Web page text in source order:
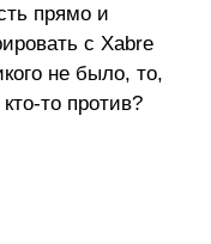
прямо и
с Xabre
не было, то,
то против?